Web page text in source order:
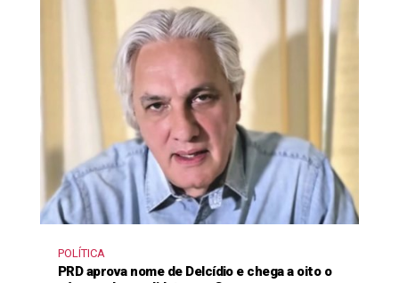
POLÍTICA
PRD aprova nome de Delcídio e chega a oito o